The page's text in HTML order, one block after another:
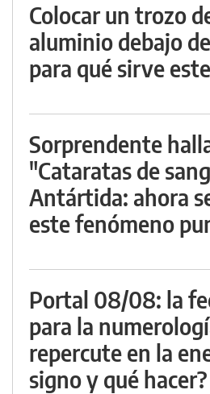
Colocar un trozo
aluminio debajo
para qué sirve
Sorprendente
"Cataratas de
Antártida: ahora
este fenómeno
Portal 08/08: la
para la
repercute en la
signo y qué hacer?